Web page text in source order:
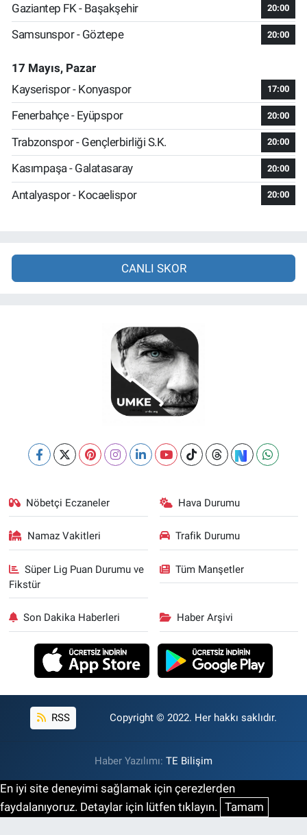
Gaziantep FK - Başakşehir 20:00
Samsunspor - Göztepe 20:00
17 Mayıs, Pazar
Kayserispor - Konyaspor
17:00
Fenerbahçe - Eyüpspor 20:00
Trabzonspor - Gençlerbirliği S.K. 20:00
Kasımpaşa - Galatasaray 20:00
Antalyaspor - Kocaelispor 20:00
CANLI SKOR
Nöbetçi Eczaneler Hava Durumu
Namaz Vakitleri Trafik Durumu
Süper Lig Puan Durumu ve
Fikstür
Tüm Manşetler
Son Dakika Haberleri Haber Arşivi
RSS Copyright © 2022. Her hakkı saklıdır.
Haber Yazılımı: TE Bilişim
En iyi site deneyimi sağlamak için çerezlerden
faydalanıyoruz. Detaylar için lütfen tıklayın. Tamam